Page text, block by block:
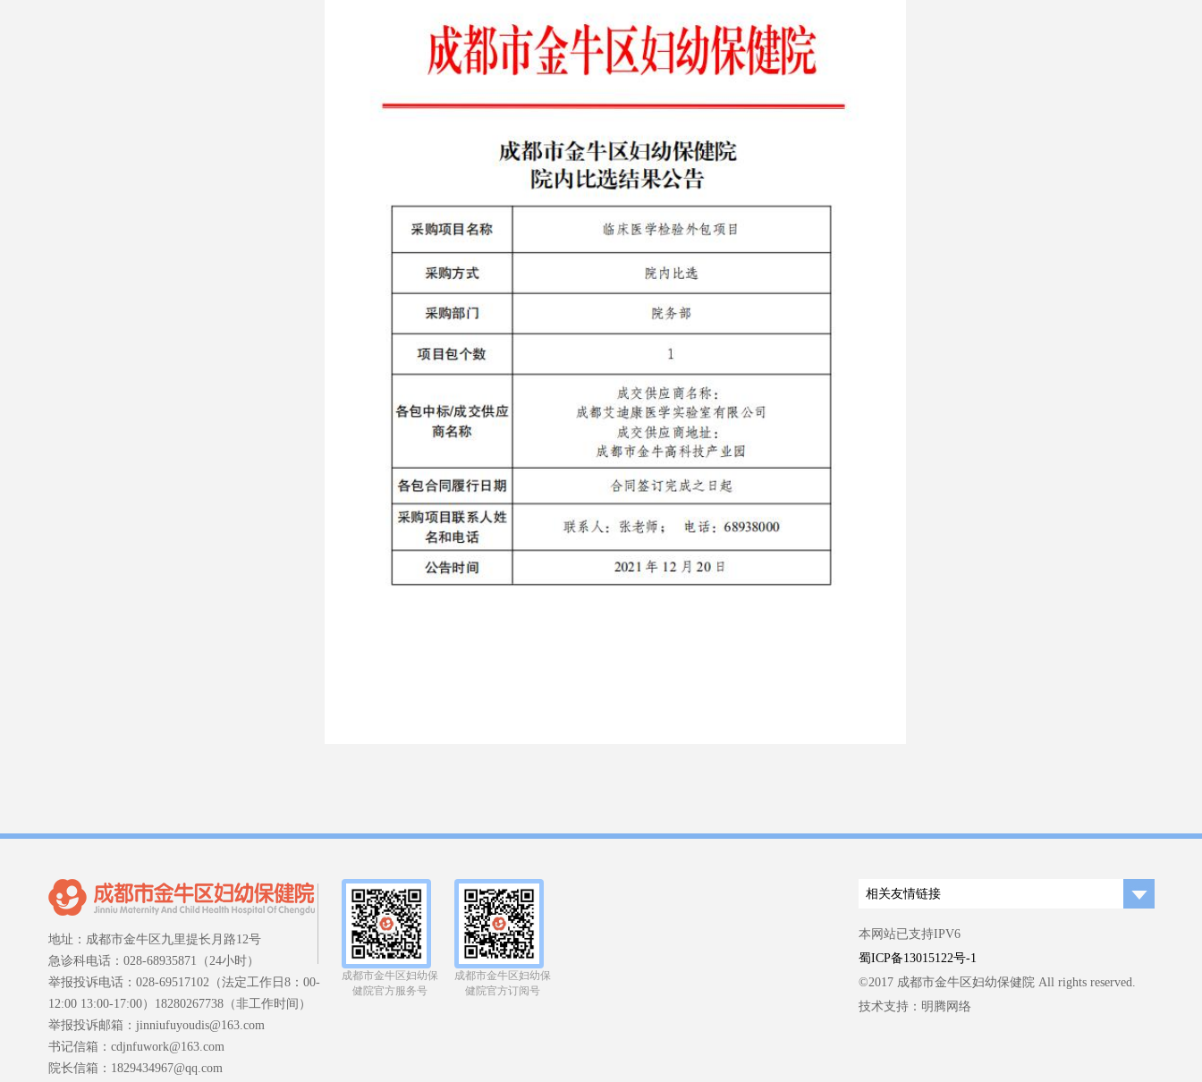
地址：成都市金牛区九里提长月路12号
急诊科电话：028-68935871（24小时）
举报投诉电话：028-69517102（法定工作日8：00-
12:00 13:00-17:00）18280267738（非工作时间）
举报投诉邮箱：jinniufuyoudis@163.com
书记信箱：cdjnfuwork@163.com
院长信箱：1829434967@qq.com
成都市金牛区妇幼保
健院官方服务号
成都市金牛区妇幼保
健院官方订阅号
相关友情链接
本网站已支持IPV6
蜀ICP备13015122号-1
©2017 成都市金牛区妇幼保健院 All rights reserved.
技术支持：明腾网络